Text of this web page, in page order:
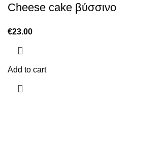
Cheese cake βύσσινο
€23.00
Add to cart